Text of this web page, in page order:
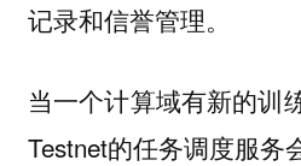
记录和信誉管理。
当一个计算域有新的训
Testnet的任务调度服务